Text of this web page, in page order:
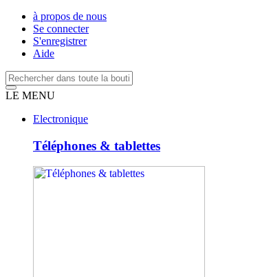
à propos de nous
Se connecter
S'enregistrer
Aide
LE MENU
Electronique
Téléphones & tablettes